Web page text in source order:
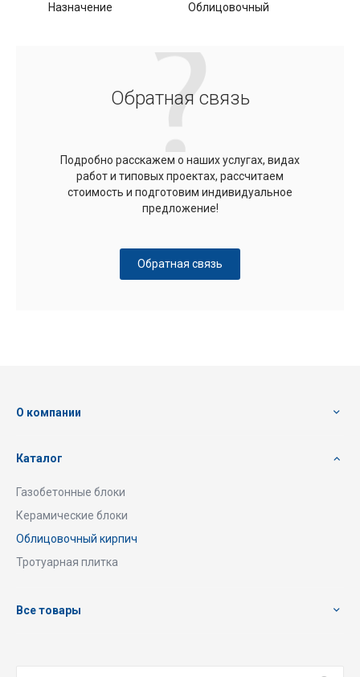
Назначение Облицовочный
Обратная связь
Подробно расскажем о наших услугах, видах
работ и типовых проектах, рассчитаем
стоимость и подготовим индивидуальное
предложение!
Обратная связь
О компании
Каталог
Газобетонные блоки
Керамические блоки
Облицовочный кирпич
Тротуарная плитка
Все товары